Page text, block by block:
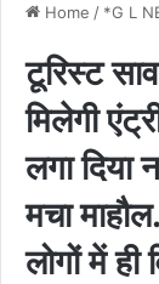
Home / *G L
टूरिस्ट
मिलेगी
लगा दिया
मचा
लोगों में ही